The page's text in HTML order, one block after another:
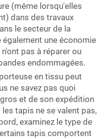
(même lorsqu'elles
dans des travaux
le secteur de la
une économie
pas à réparer ou
endommagées.
en tissu peut
ne savez pas quoi
et de son expédition
tapis ne se valent pas,
examinez le type de
tapis comportent